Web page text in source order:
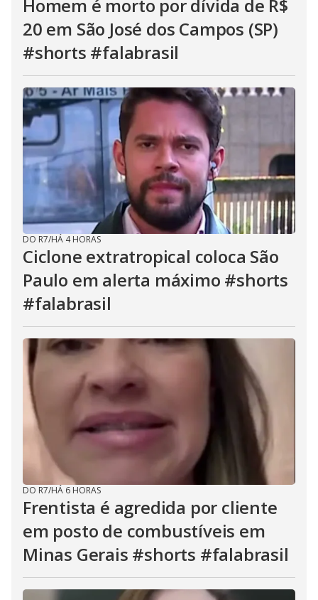
Homem é morto por dívida de R$
20 em São José dos Campos (SP)
#shorts #falabrasil
DO R7/HÁ 4 HORAS
Ciclone extratropical coloca São
Paulo em alerta máximo #shorts
#falabrasil
DO R7/HÁ 6 HORAS
Frentista é agredida por cliente
em posto de combustíveis em
Minas Gerais #shorts #falabrasil